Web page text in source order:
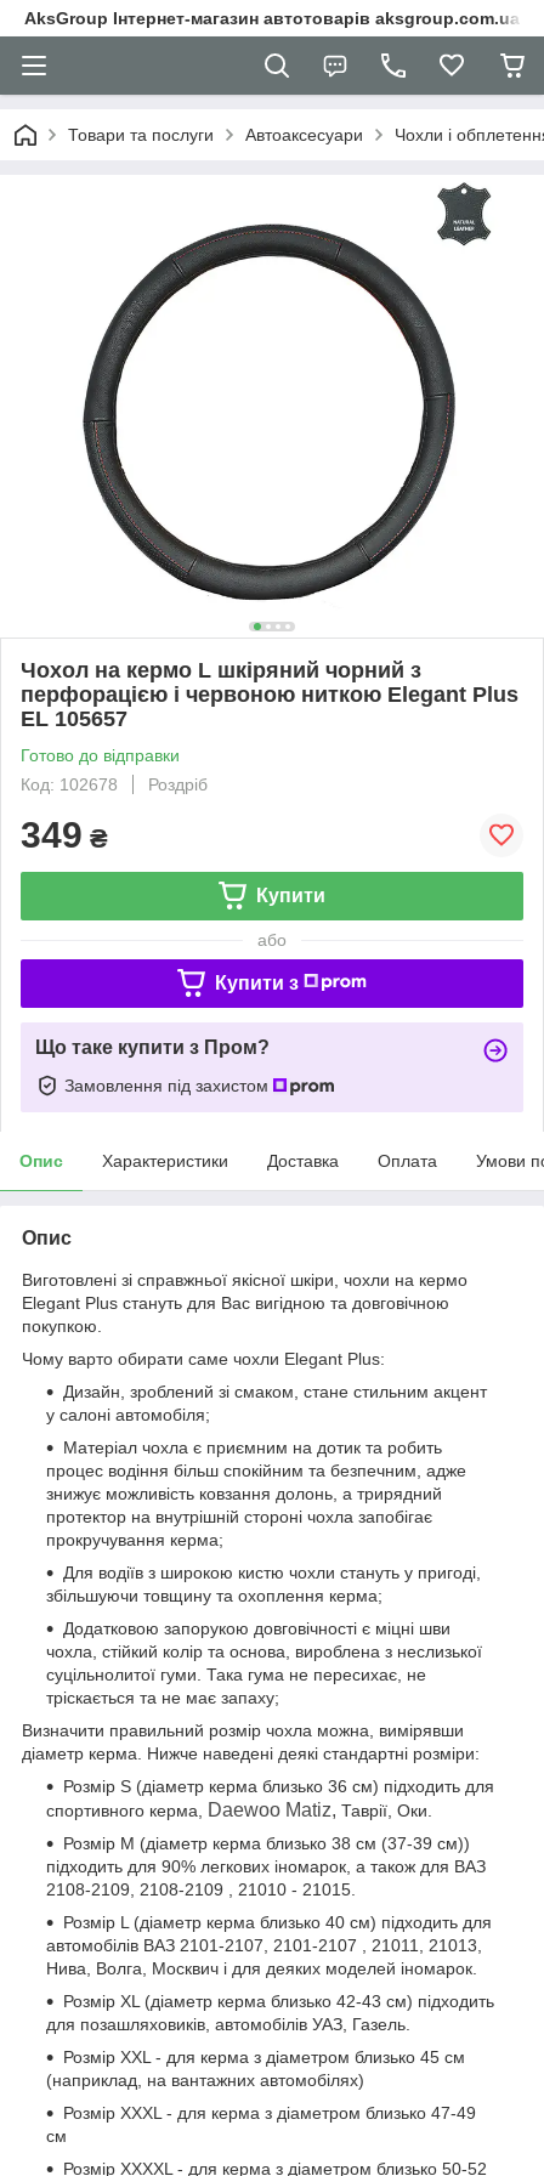
AksGroup Інтернет-магазин автотоварів aksgroup.com.ua
Товари та послуги Автоаксесуари Чохли і
Чохол на кермо L шкіряний чорний з
перфорацією і червоною ниткою Elegant Plus
EL 105657
Готово до відправки
Код: 102678
Роздріб
349 ₴
Купити
або
Купити з
Що таке купити з Пром?
Замовлення під захистом
Опис Характеристики Доставка Оплата Умови
Опис
Виготовлені зі справжньої якісної шкіри, чохли на кермо
Elegant Plus стануть для Вас вигідною та довговічною
покупкою.
Чому варто обирати саме чохли Elegant Plus:
Дизайн, зроблений зі смаком, стане стильним акцент
у салоні автомобіля;
Матеріал чохла є приємним на дотик та робить
процес водіння більш спокійним та безпечним, адже
знижує можливість ковзання долонь, а трирядний
протектор на внутрішній стороні чохла запобігає
прокручування керма;
Для водіїв з широкою кистю чохли стануть у пригоді,
збільшуючи товщину та охоплення керма;
Додатковою запорукою довговічності є міцні шви
чохла, стійкий колір та основа, вироблена з неслизької
суцільнолитої гуми. Така гума не пересихає, не
тріскається та не має запаху;
Визначити правильний розмір чохла можна, вимірявши
діаметр керма. Нижче наведені деякі стандартні розміри:
Розмір S (діаметр керма близько 36 см) підходить для
спортивного керма,
Daewoo Matiz, Таврії, Оки.
Розмір М (діаметр керма близько 38 см (37-39 см))
підходить для 90% легкових іномарок, а також для ВАЗ
2108-2109, 2108-2109 , 21010 - 21015.
Розмір L (діаметр керма близько 40 см) підходить для
автомобілів ВАЗ 2101-2107, 2101-2107 , 21011, 21013,
Нива, Волга, Москвич і для деяких моделей іномарок.
Розмір XL (діаметр керма близько 42-43 см) підходить
для позашляховиків, автомобілів УАЗ, Газель.
Розмір XXL - для керма з діаметром близько 45 см
(наприклад, на вантажних автомобілях)
Розмір XXXL - для керма з діаметром близько 47-49
см
Розмір XXXXL - для керма з діаметром близько 50-52